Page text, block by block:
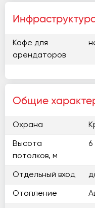
Кафе для
арендаторов
Общие
Охрана
Высота
потолков, м
6
Отдельный вход
Отопление